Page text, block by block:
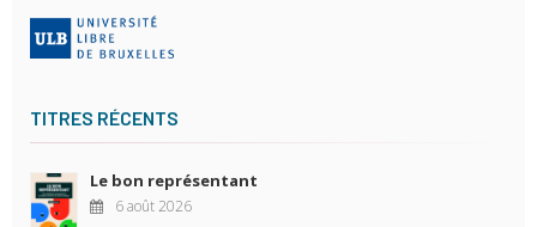
TITRES RÉCENTS
Le bon représentant
6 août 2026